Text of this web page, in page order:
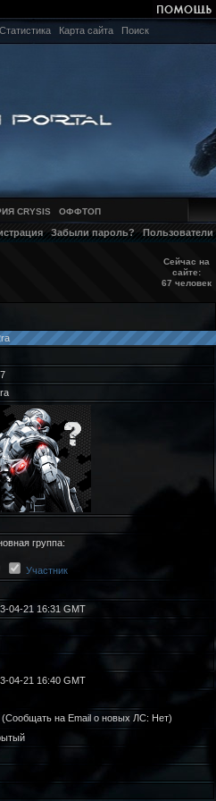
Статистика Карта сайта Поиск
CRYSIS ОФФТОП
Забыли пароль? Пользователи
Сейчас на
сайте:
67 человек
группа:
Участник
04-21 16:31 GMT
04-21 16:40 GMT
(Сообщать на Email о новых ЛС: Нет)